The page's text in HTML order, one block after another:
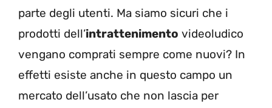
parte degli utenti. Ma siamo sicuri che i
prodotti dell’intrattenimento videoludico
vengano comprati sempre come nuovi? In
effetti esiste anche in questo campo un
mercato dell’usato che non lascia per